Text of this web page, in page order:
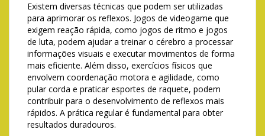
Existem diversas técnicas que podem ser utilizadas
para aprimorar os reflexos. Jogos de videogame que
exigem reação rápida, como jogos de ritmo e jogos
de luta, podem ajudar a treinar o cérebro a processar
informações visuais e executar movimentos de forma
mais eficiente. Além disso, exercícios físicos que
envolvem coordenação motora e agilidade, como
pular corda e praticar esportes de raquete, podem
contribuir para o desenvolvimento de reflexos mais
rápidos. A prática regular é fundamental para obter
resultados duradouros.